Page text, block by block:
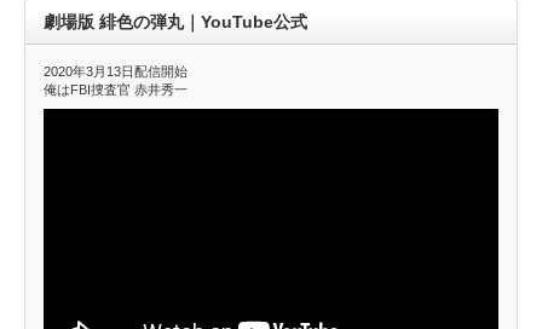
劇場版 緋色の弾丸｜YouTube公式
2020年3月13日配信開始
俺はFBI捜査官 赤井秀一